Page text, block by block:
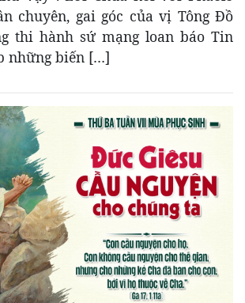
chuyên, gai góc của vị Tông Đồ
thi hành sứ mạng loan báo Tin
những biến […]